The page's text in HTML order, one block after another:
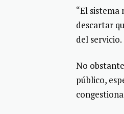
“El sistema
descartar
del servicio.
No
público,